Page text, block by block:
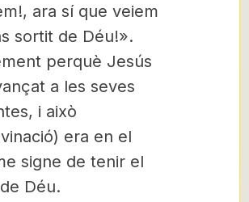
ara sí que veiem
sortit de Déu!».
perquè Jesús
a les seves
i això
era en el
signe de tenir el
Déu.